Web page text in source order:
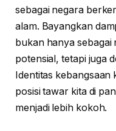
sebagai negara
alam. Bayangkan
bukan hanya sebagai
potensial, tetapi juga
Identitas kebangsaan
posisi tawar kita di
menjadi lebih kokoh.